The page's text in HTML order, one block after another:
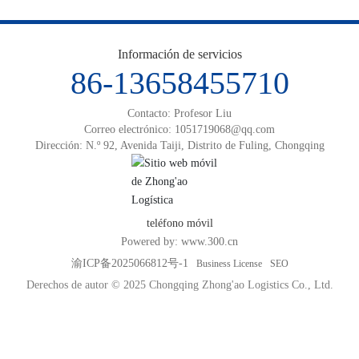
Información de servicios
86-13658455710
Contacto: Profesor Liu
Correo electrónico: 1051719068@qq.com
Dirección: N.º 92, Avenida Taiji, Distrito de Fuling, Chongqing
teléfono móvil
Powered by: www.300.cn
渝ICP备2025066812号-1
Business License SEO
Derechos de autor © 2025 Chongqing Zhong'ao Logistics Co., Ltd.